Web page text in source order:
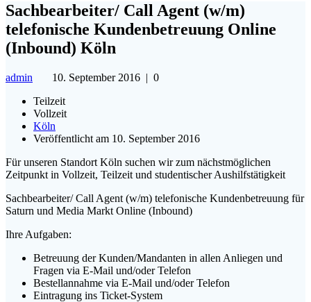
Sachbearbeiter/ Call Agent (w/m)
telefonische Kundenbetreuung Online
(Inbound) Köln
admin 10. September 2016 | 0
Teilzeit
Vollzeit
Köln
Veröffentlicht am 10. September 2016
Für unseren Standort Köln suchen wir zum nächstmöglichen
Zeitpunkt in Vollzeit, Teilzeit und studentischer Aushilfstätigkeit
Sachbearbeiter/ Call Agent (w/m) telefonische Kundenbetreuung für
Saturn und Media Markt Online (Inbound)
Ihre Aufgaben:
Betreuung der Kunden/Mandanten in allen Anliegen und
Fragen via E-Mail und/oder Telefon
Bestellannahme via E-Mail und/oder Telefon
Eintragung ins Ticket-System